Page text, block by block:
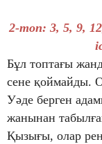
2-топ: 3, 5, 9,
Бұл топтағы
сене қоймайды.
Уәде берген
жанынан
Қызығы, олар